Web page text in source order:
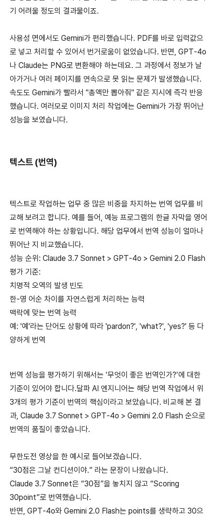
기 어려울 정도의 결과물이죠.
사용성 면에서도 Gemini가 편리했습니다. PDF를 바로 입력값으
로 넣고 처리할 수 있어서 번거로움이 없었습니다. 반면, GPT-4o
나 Claude는 PNG로 변환해야 하는데요. 그 과정에서 정보가 날
아가거나 여러 페이지를 연속으로 못 읽는 문제가 발생했습니다.
속도도 Gemini가 빨라서 "총액만 뽑아줘" 같은 지시에 즉각 반응
했습니다. 여러모로 이미지 처리 작업에는 Gemini가 가장 뛰어난
성능을 보였습니다.
텍스트 (번역)
텍스트로 작업하는 업무 중 많은 비중을 차지하는 번역 업무를 비
교해 보려고 합니다. 예를 들어, 예능 프로그램의 한글 자막을 영어
로 번역해야 하는 상황입니다. 해당 업무에서 번역 성능이 얼마나
뛰어난 지 비교했습니다.
성능 순위: Claude 3.7 Sonnet > GPT-4o > Gemini 2.0 Flash
평가 기준:
치명적 오역의 발생 빈도
한-영 어순 차이를 자연스럽게 처리하는 능력
맥락에 맞는 번역 능력
예: '예'라는 단어도 상황에 따라 'pardon?', 'what?', 'yes?' 등 다
양하게 번역
번역 성능을 평가하기 위해서는 ‘무엇이 좋은 번역인가?’에 대한
기준이 있어야 합니다.달파 AI 엔지니어는 해당 번역 작업에서 위
3개의 평가 기준이 번역의 핵심이라고 보았습니다. 비교해 본 결
과, Claude 3.7 Sonnet > GPT-4o > Gemini 2.0 Flash 순으로
번역의 품질이 좋았습니다.
무한도전 영상을 한 예시로 들어보겠습니다.
“30점은 그날 컨디션이야.” 라는 문장이 나왔습니다.
Claude 3.7 Sonnet은 “30점”을 놓치지 않고 “Scoring
30point”로 번역했습니다.
반면, GPT-4o와 Gemini 2.0 Flash는 points를 생략하고 30으